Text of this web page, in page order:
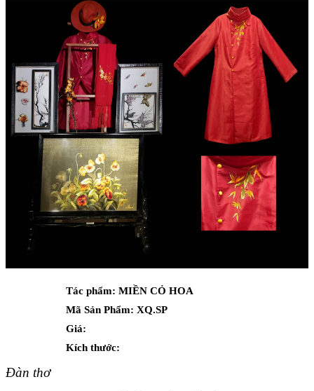
Tác phẩm:MIỀN CỎ HOA
Mã Sản Phẩm: XQ.SP
Giá:
Kích thước:
Đàn thơ